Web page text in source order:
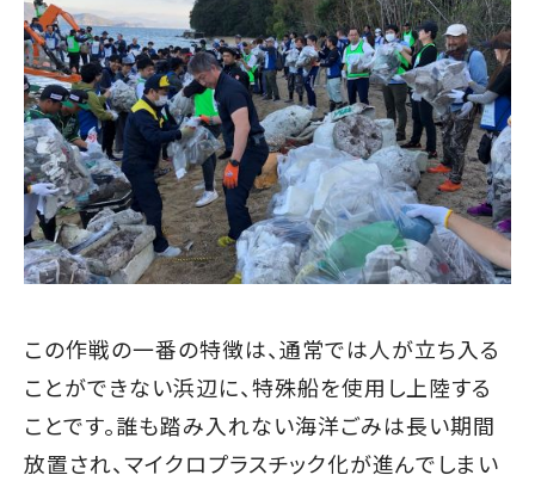
この作戦の一番の特徴は、通常では人が立ち入る
ことができない浜辺に、特殊船を使用し上陸する
ことです。誰も踏み入れない海洋ごみは長い期間
放置され、マイクロプラスチック化が進んでしまい